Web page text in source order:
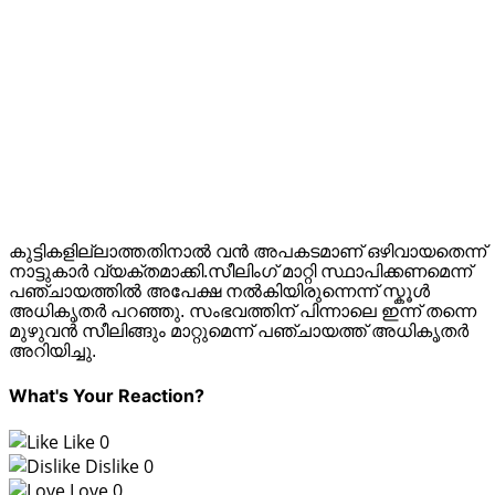
കുട്ടികളില്ലാത്തതിനാൽ വൻ അപകടമാണ് ഒഴിവായതെന്ന്
നാട്ടുകാർ വ്യക്തമാക്കി.സീലിംഗ് മാറ്റി സ്ഥാപിക്കണമെന്ന്
പഞ്ചായത്തിൽ അപേക്ഷ നൽകിയിരുന്നെന്ന് സ്കൂൾ
അധികൃതർ പറഞ്ഞു. സംഭവത്തിന് പിന്നാലെ ഇന്ന് തന്നെ
മുഴുവൻ സീലിങ്ങും മാറ്റുമെന്ന് പഞ്ചായത്ത് അധികൃതർ
അറിയിച്ചു.
What's Your Reaction?
Like0
Dislike0